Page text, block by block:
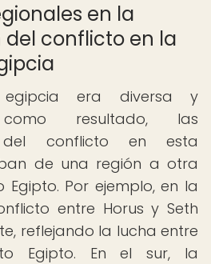
en la
conflicto en la
egipcia era diversa y
resultado, las
del conflicto en esta
de una región a otra
Por ejemplo, en la
entre Horus y Seth
reflejando la lucha entre
Egipto. En el sur, la